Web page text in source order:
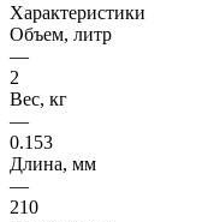
Характеристики
Объем, литр
—
2
Вес, кг
—
0.153
Длина, мм
—
210